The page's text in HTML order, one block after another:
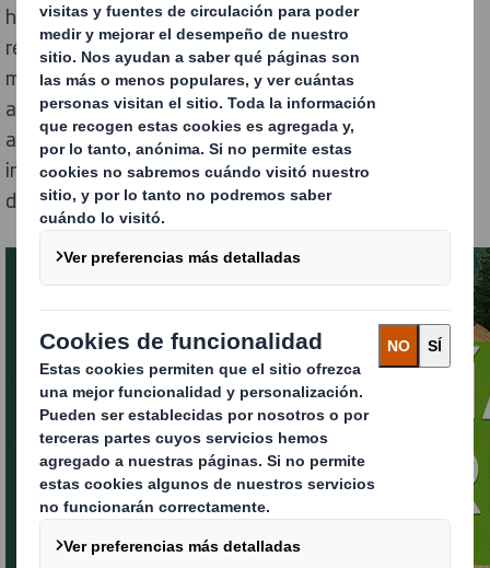
hasta la producción y desde el suministro hasta el
reciclaje, estamos reduciendo el consumo de energía y
minimizando los residuos que se generan con nuestra
actividad. Además, nuestras fábricas de papel son
auditadas periódicamente por asesores
independientes, que inspeccionan todos los aspectos
de nuestros sistemas de gestión.